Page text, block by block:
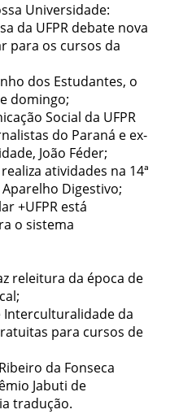
Universidade:
da UFPR debate nova
para os cursos da
dos Estudantes, o
domingo;
Social da UFPR
do Paraná e ex-
João Féder;
atividades na 14ª
Digestivo;
+UFPR está
o sistema
releitura da época de
Interculturalidade da
para cursos de
da Fonseca
Jabuti de
tradução.